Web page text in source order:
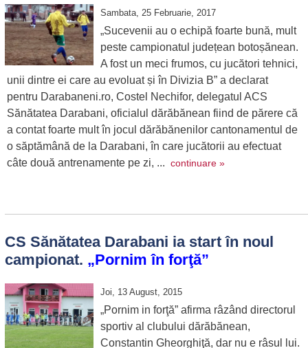
Sambata, 25 Februarie, 2017
„Sucevenii au o echipă foarte bună, mult
peste campionatul județean botoșănean.
A fost un meci frumos, cu jucători tehnici,
unii dintre ei care au evoluat și în Divizia B” a declarat
pentru Darabaneni.ro, Costel Nechifor, delegatul ACS
Sănătatea Darabani, oficialul dărăbănean fiind de părere că
a contat foarte mult în jocul dărăbănenilor cantonamentul de
o săptămână de la Darabani, în care jucătorii au efectuat
câte două antrenamente pe zi, ... continuare »
CS Sănătatea Darabani ia start în noul
campionat. „Pornim în forţă”
Joi, 13 August, 2015
„Pornim in forţă” afirma râzând directorul
sportiv al clubului dărăbănean,
Constantin Gheorghiţă, dar nu e râsul lui.